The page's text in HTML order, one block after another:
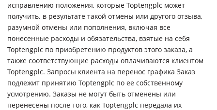
исправлению положения, которые Toptengplc может
получить. в результате такой отмены или другого отзыва,
разумной отмены или пополнения, включая все
понесенные расходы и обязательства, взятые на себя
Toptengplc по приобретению продуктов этого заказа, а
также соответствующие расходы оплачиваются клиентом
Toptengplc. Запросы клиента на перенос графика Заказ
подлежит принятию Toptengplc по ее собственному
усмотрению. Заказы не могут быть отменены или
перенесены после того, как Toptengplc передала их